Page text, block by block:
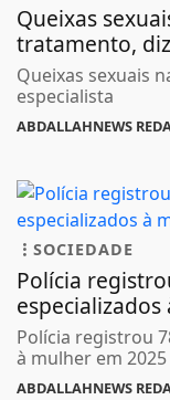
Queixas
tratamento,
Queixas sexuais
especialista
ABDALLAHNEWS
SOCIEDADE
Polícia
Polícia registrou
à mulher em 2025
ABDALLAHNEWS